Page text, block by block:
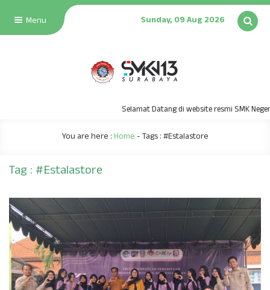
Menu Sunday, 09 Aug 2026
Selamat Datang di website resmi SMK
You are here :Home- Tags :#Estalastore
Tag : #Estalastore